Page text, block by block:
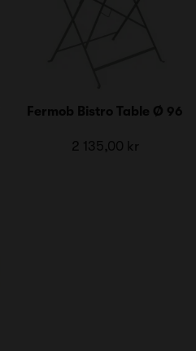
Fermob Bistro Table Ø 96
2 135,00 kr